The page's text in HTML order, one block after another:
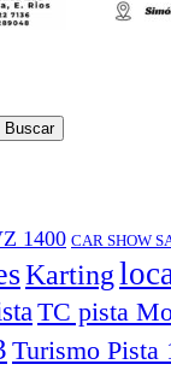
1400 CAR SHOW
Karting
TC pista
Turismo Pista